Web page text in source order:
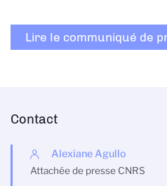
Lire le communiqué de
Contact
Alexiane Agullo
Attachée de presse CNRS